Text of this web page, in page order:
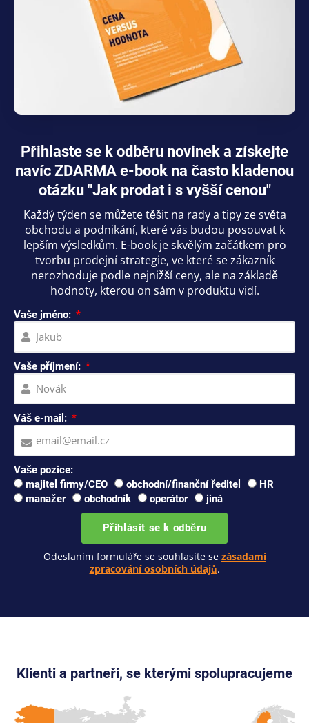
Přihlaste se k odběru novinek a získejte
navíc ZDARMA e-book na často kladenou
otázku "Jak prodat i s vyšší cenou"
Každý týden se můžete těšit na rady a tipy ze světa
obchodu a podnikání, které vás budou posouvat k
lepším výsledkům. E-book je skvělým začátkem pro
tvorbu prodejní strategie, ve které se zákazník
nerozhoduje podle nejnižší ceny, ale na základě
hodnoty, kterou on sám v produktu vidí.
Vaše jméno:
Vaše příjmení:
Váš e-mail:
Vaše pozice:
majitel firmy/CEO
obchodní/finanční ředitel
HR
manažer
obchodník operátor jiná
Přihlásit se k odběru
Odeslaním formuláře se souhlasíte se zásadami
zpracování osobních údajů.
Klienti a partneři, se kterými spolupracujeme